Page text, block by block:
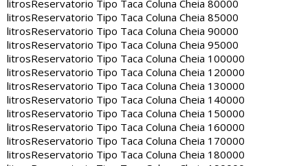
litrosReservatorio Tipo Taca Coluna Cheia 80000
litrosReservatorio Tipo Taca Coluna Cheia 85000
litrosReservatorio Tipo Taca Coluna Cheia 90000
litrosReservatorio Tipo Taca Coluna Cheia 95000
litrosReservatorio Tipo Taca Coluna Cheia 100000
litrosReservatorio Tipo Taca Coluna Cheia 120000
litrosReservatorio Tipo Taca Coluna Cheia 130000
litrosReservatorio Tipo Taca Coluna Cheia 140000
litrosReservatorio Tipo Taca Coluna Cheia 150000
litrosReservatorio Tipo Taca Coluna Cheia 160000
litrosReservatorio Tipo Taca Coluna Cheia 170000
litrosReservatorio Tipo Taca Coluna Cheia 180000